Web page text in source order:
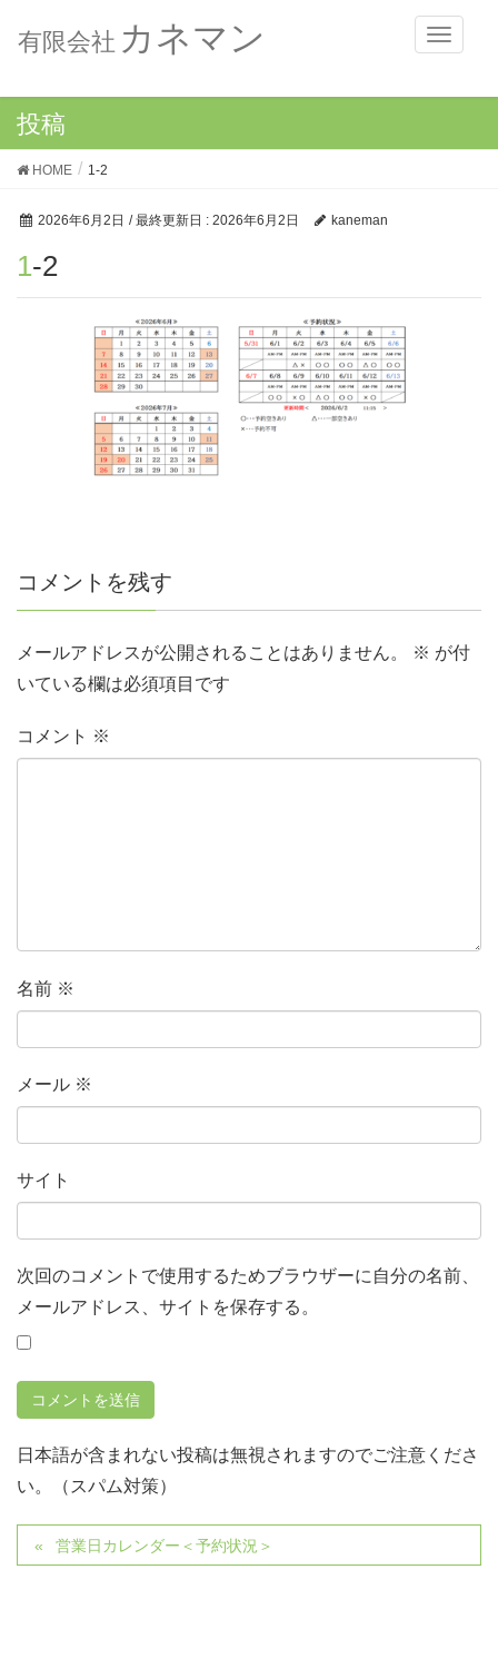
メ
ニ
有限会社 カネマン
投稿
HOME 1-2
2026年6月2日 / 最終更新日 : 2026年6月2日 kaneman
1-2
コメントを残す
メールアドレスが公開されることはありません。 ※ が付
いている欄は必須項目です
コメント ※
名前 ※
メール ※
サイト
次回のコメントで使用するためブラウザーに自分の名前、
メールアドレス、サイトを保存する。
日本語が含まれない投稿は無視されますのでご注意くださ
い。（スパム対策）
営業日カレンダー＜予約状況＞